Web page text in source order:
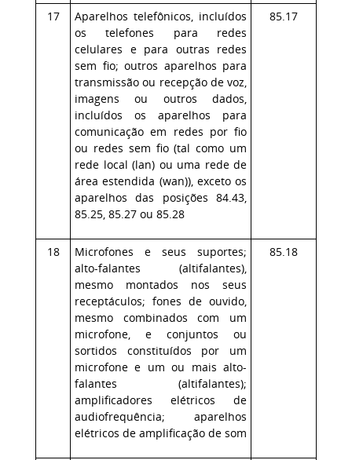
17
Aparelhos telefônicos, incluídos
os telefones para redes
celulares e para outras redes
sem fio; outros aparelhos para
transmissão ou recepção de voz,
imagens ou outros dados,
incluídos os aparelhos para
comunicação em redes por fio
ou redes sem fio (tal como um
rede local (lan) ou uma rede de
área estendida (wan)), exceto os
aparelhos das posições 84.43,
85.25, 85.27 ou 85.28
85.17
18
Microfones e seus suportes;
alto-falantes (altifalantes),
mesmo montados nos seus
receptáculos; fones de ouvido,
mesmo combinados com um
microfone, e conjuntos ou
sortidos constituídos por um
microfone e um ou mais alto-
falantes (altifalantes);
amplificadores elétricos de
audiofrequência; aparelhos
elétricos de amplificação de som
85.18